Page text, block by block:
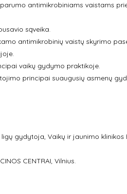
antimikrobiniams vaistams
sąveika.
antimikrobinių vaistų skyrimo
vaikų gydymo praktikoje.
principai suaugusių asmenų
gydytoja, Vaikų ir jaunimo klinikos
CENTRAI, Vilnius.